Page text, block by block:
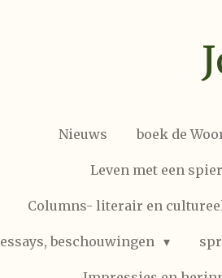
Nieuws boek de
Leven met een
Columns- literair en
essays, beschouwingen